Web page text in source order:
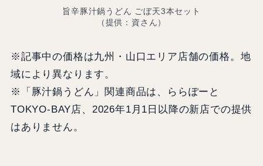
旨辛豚汁鍋うどん ごぼ天3本セット
（提供：資さん）
※記事中の価格は九州・山口エリア店舗の価格。地
域により異なります。
※「豚汁鍋うどん」関連商品は、ららぽーと
TOKYO-BAY店、2026年1月1日以降の新店での提供
はありません。